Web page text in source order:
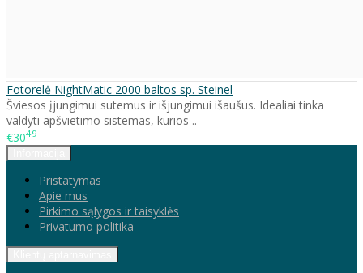
Fotorelė NightMatic 2000 baltos sp. Steinel
Šviesos įjungimui sutemus ir išjungimui išaušus. Idealiai tinka
valdyti apšvietimo sistemas, kurios ..
€3049
Pristatymas
Apie mus
Pirkimo sąlygos ir taisyklės
Privatumo politika